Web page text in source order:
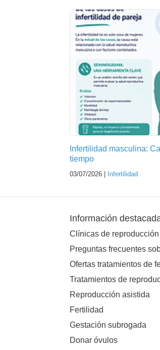
Infertilidad masculina:
tiempo
03/07/2026 | Infertilidad
Información
Clínicas de
Preguntas frecuentes
Ofertas tratamientos de
Tratamientos de
Reproducción asistida
Fertilidad
Gestación subrogada
Donar óvulos